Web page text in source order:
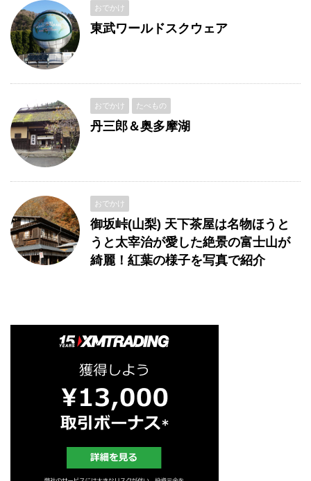
おでかけ
東武ワールドスクウェア
おでかけ たべもの
丹三郎＆奥多摩湖
おでかけ
御坂峠(山梨) 天下茶屋は名物ほうと
うと太宰治が愛した絶景の富士山が
綺麗！紅葉の様子を写真で紹介